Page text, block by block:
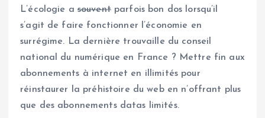
L’écologie a souventparfois bon dos lorsqu’il
s’agit de faire fonctionner l’économie en
surrégime. La dernière trouvaille du conseil
national du numérique en France ? Mettre fin aux
abonnements à internet en illimités pour
réinstaurer la préhistoire du web en n’offrant plus
que des abonnements datas limités.